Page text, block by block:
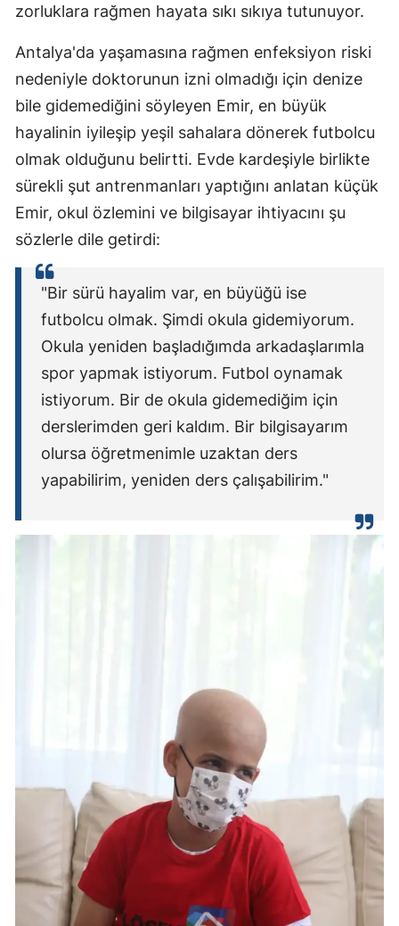
zorluklara rağmen hayata sıkı sıkıya tutunuyor.
Antalya'da yaşamasına rağmen enfeksiyon riski
nedeniyle doktorunun izni olmadığı için denize
bile gidemediğini söyleyen Emir, en büyük
hayalinin iyileşip yeşil sahalara dönerek futbolcu
olmak olduğunu belirtti. Evde kardeşiyle birlikte
sürekli şut antrenmanları yaptığını anlatan küçük
Emir, okul özlemini ve bilgisayar ihtiyacını şu
sözlerle dile getirdi:
"Bir sürü hayalim var, en büyüğü ise
futbolcu olmak. Şimdi okula gidemiyorum.
Okula yeniden başladığımda arkadaşlarımla
spor yapmak istiyorum. Futbol oynamak
istiyorum. Bir de okula gidemediğim için
derslerimden geri kaldım. Bir bilgisayarım
olursa öğretmenimle uzaktan ders
yapabilirim, yeniden ders çalışabilirim."